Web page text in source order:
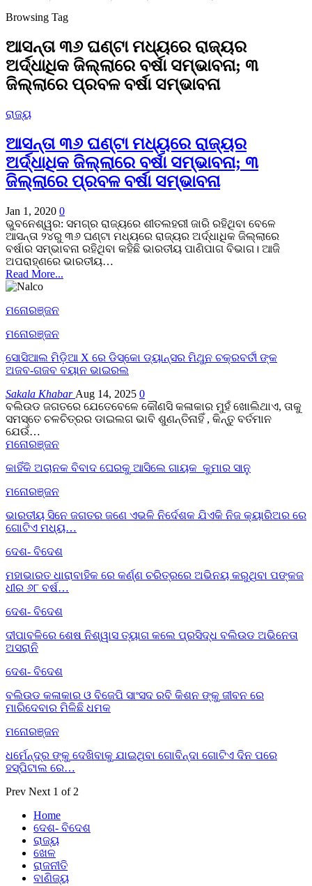
Browsing Tag
ଆସନ୍ତା ୩୬ ଘଣ୍ଟା ମଧ୍ୟରେ ରାଜ୍ୟର
ଅର୍ଦ୍ଧାଧିକ ଜିଲ୍ଲାରେ ବର୍ଷା ସମ୍ଭାବନା; ୩
ଜିଲ୍ଲାରେ ପ୍ରବଳ ବର୍ଷା ସମ୍ଭାବନା
ରାଜ୍ୟ
ଆସନ୍ତା ୩୬ ଘଣ୍ଟା ମଧ୍ୟରେ ରାଜ୍ୟର
ଅର୍ଦ୍ଧାଧିକ ଜିଲ୍ଲାରେ ବର୍ଷା ସମ୍ଭାବନା; ୩
ଜିଲ୍ଲାରେ ପ୍ରବଳ ବର୍ଷା ସମ୍ଭାବନା
Jan 1, 2020 0
ଭୁବନେଶ୍ୱର: ସମଗ୍ର ରାଜ୍ୟରେ ଶୀତଲହରୀ ଜାରି ରହିଥିବା ବେଳେ
ଆସନ୍ତା ୨୪ରୁ ୩୬ ଘଣ୍ଟା ମଧ୍ୟରେ ରାଜ୍ୟର ଅର୍ଦ୍ଧାଧିକ ଜିଲ୍ଲାରେ
ବର୍ଷାର ସମ୍ଭାବନା ରହିଥିବା କହିଛି ଭାରତୀୟ ପାଣିପାଗ ବିଭାଗ। ଆଜି
ଅପରାହ୍ଣରେ ଭାରତୀୟ…
Read More...
ମନୋରଞ୍ଜନ
ମନୋରଞ୍ଜନ
ସୋସିଆଲ ମିଡ଼ିଆ X ରେ ଡିସ୍କୋ ଡ୍ୟାନ୍ସର ମିଥୁନ ଚକ୍ରବର୍ତୀ ଙ୍କ
ଅଜବ-ଗଜବ ବୟାନ ଭାଇରଲ
Sakala Khabar Aug 14, 2025 0
ବଲିଉଡ ଜଗତରେ ଯେତେବେଳେ କୌଣସି କଳାକାର ମୁହଁ ଖୋଲିଥାଏ, ତାକୁ
ସମସ୍ତେ ଚଳଚିତ୍ରର ଡାଇଲଗ ଭାବି ଶୁଣନ୍ତିନାହିଁ , କିନ୍ତୁ ବର୍ତମାନ
ଯେଉଁ…
ମନୋରଞ୍ଜନ
କାହିଁକି ଅଚାନକ ବିବାଦ ଘେରକୁ ଆସିଲେ ଗାୟକ କୁମାର ସାନୁ
ମନୋରଞ୍ଜନ
ଭାରତୀୟ ସିନେ ଜଗତର ଜଣେ ଏଭଳି ନିର୍ଦେଶକ ଯିଏକି ନିଜ କ୍ୟାରିଅର ରେ
ଗୋଟିଏ ମଧ୍ୟ…
ଦେଶ- ବିଦେଶ
ମହାଭାରତ ଧାରାବାହିକ ରେ କର୍ଣ୍ଣ ଚରିତ୍ରରେ ଅଭିନୟ କରୁଥିବା ପଙ୍କଜ
ଧୀର ୬୮ ବର୍ଷ…
ଦେଶ- ବିଦେଶ
ଦୀପାବଳିରେ ଶେଷ ନିଶ୍ୱାସ ତ୍ୟାଗ କଲେ ପ୍ରସିଦ୍ଧ ବଲିଉଡ ଅଭିନେତା
ଅସରାନି
ଦେଶ- ବିଦେଶ
ବଲିଉଡ କଳାକାର ଓ ବିଜେପି ସାଂସଦ ରବି କିଶନ ଙ୍କୁ ଜୀବନ ରେ
ମାରିଦେବାର ମିଳିଛି ଧମକ
ମନୋରଞ୍ଜନ
ଧର୍ମେନ୍ଦ୍ର ଙ୍କୁ ଦେଖିବାକୁ ଯାଇଥିବା ଗୋବିନ୍ଦା ଗୋଟିଏ ଦିନ ପରେ
ହସ୍ପିଟାଲ ରେ…
Prev Next 1 of 2
Home
ଦେଶ- ବିଦେଶ
ରାଜ୍ୟ
ଖେଳ
ରାଜନୀତି
ବାଣିଜ୍ୟ